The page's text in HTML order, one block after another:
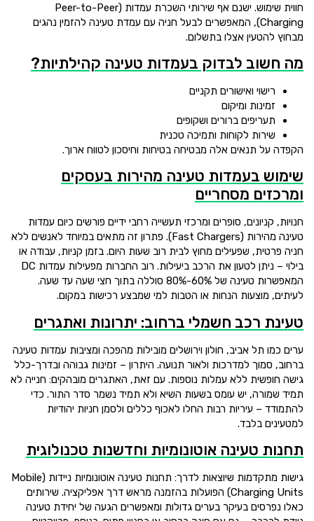
חווית שימוש. ישנם אף שירותי השכרת עמדות (Peer-to-Peer
Charging), המאפשרים לבעל חניה עם עמדת טעינה להזמין נהגים
מבחוץ להטעין אצלו בתשלום.
מה חשוב לבדוק בעמדות טעינה קהילתיות?
רישוי ואישורים תקניים
זמינות ומיקום
תעריפים ברורים ושקופים
שירות לקוחות ותמיכה טכנית
הקפדה על תנאים אלה מבטיחה בטיחות וחיסכון לטווח ארוך.
שימוש בעמדות טעינה מהירות בעסקים
ומרכזים מסחריים
חנויות, קניונים, סופרים ומרכזי תעשייה רחבי ידיים פורשים כיום עמדות
טעינה מהירות (Fast Chargers). פתרון זה מתאים במיוחד לאנשים ללא
חניה פרטית, שפעילים מחוץ לבית רוב שעות היום. בזמן קניות, עבודה או
בילוי – ניתן לטעון את הרכב ביעילות. רוב החברות מפעילות עמדות DC
המאפשרות טעינה של 60%-80% סוללה בתוך חצי שעה עד שעה.
לעיתים, מוצעות הנחות או הטבות למי שמבצע רכישות במקום.
טעינת רכב חשמלי ברחוב: יתרונות ואתגרים
ערים כמו תל אביב, חולון וירושלים מובילות מהפכה ומציבות עמדות טעינה
ברחוב, סמוך למדרכות ולאור תנועה. היתרון – זמינות גבוהה ובדרך-כלל
גישה חופשית ללא עמלות נוספות. עם זאת, האתגרים מובהקים: חנייה לא
תמיד שמורה, יש עומס בשעות השיא ולא תמיד נשמר סדר התור. כדי
להתמודד – עיריות רבות החלו לאכוף כללים ולסמן חניות יהודיות
למטעינים בלבד.
תחנות טעינה אוטונומיות וחדשנות טכנולוגית
גישות מתקדמות שיוצאות לדרך: תחנות טעינה אוטונומיות ניידות (Mobile
Charging Units) הפועלות בהזמנה מראש דרך אפליקציה. שירותים
כאלו נפרסים בעיקר בערים גדולות ומאפשרים הגעה של יחידת טעינה